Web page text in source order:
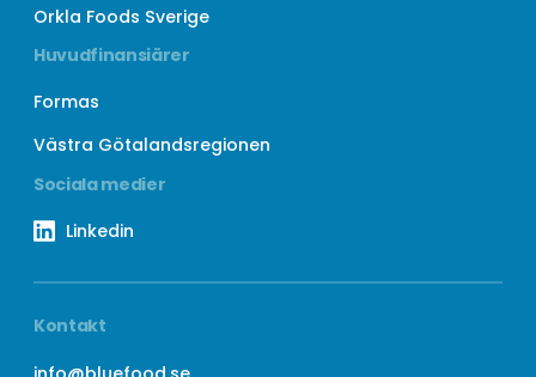
Orkla Foods Sverige
Huvudfinansiärer
Formas
Västra Götalandsregionen
Sociala medier
Linkedin
Kontakt